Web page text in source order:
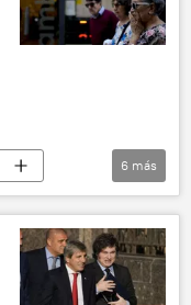
EEUU
6 más